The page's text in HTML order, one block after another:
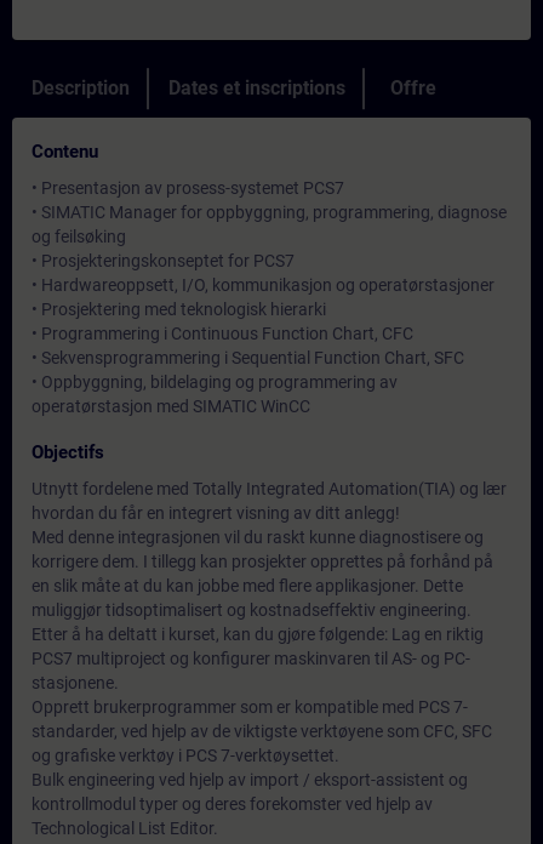
Description Dates et inscriptions Offre
Contenu
• Presentasjon av prosess-systemet PCS7
• SIMATIC Manager for oppbyggning, programmering, diagnose
og feilsøking
• Prosjekteringskonseptet for PCS7
• Hardwareoppsett, I/O, kommunikasjon og operatørstasjoner
• Prosjektering med teknologisk hierarki
• Programmering i Continuous Function Chart, CFC
• Sekvensprogrammering i Sequential Function Chart, SFC
• Oppbyggning, bildelaging og programmering av
operatørstasjon med SIMATIC WinCC
Objectifs
Utnytt fordelene med Totally Integrated Automation(TIA) og lær
hvordan du får en integrert visning av ditt anlegg!
Med denne integrasjonen vil du raskt kunne diagnostisere og
korrigere dem. I tillegg kan prosjekter opprettes på forhånd på
en slik måte at du kan jobbe med flere applikasjoner. Dette
muliggjør tidsoptimalisert og kostnadseffektiv engineering.
Etter å ha deltatt i kurset, kan du gjøre følgende: Lag en riktig
PCS7 multiproject og konfigurer maskinvaren til AS- og PC-
stasjonene.
Opprett brukerprogrammer som er kompatible med PCS 7-
standarder, ved hjelp av de viktigste verktøyene som CFC, SFC
og grafiske verktøy i PCS 7-verktøysettet.
Bulk engineering ved hjelp av import / eksport-assistent og
kontrollmodul typer og deres forekomster ved hjelp av
Technological List Editor.